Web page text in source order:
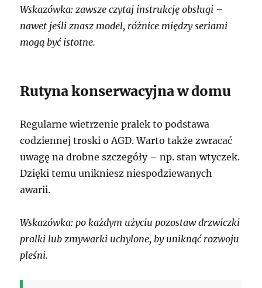
Wskazówka: zawsze czytaj instrukcję obsługi –
nawet jeśli znasz model, różnice między seriami
mogą być istotne.
Rutyna konserwacyjna w domu
Regularne wietrzenie pralek to podstawa
codziennej troski o AGD. Warto także zwracać
uwagę na drobne szczegóły – np. stan wtyczek.
Dzięki temu unikniesz niespodziewanych
awarii.
Wskazówka: po każdym użyciu pozostaw drzwiczki
pralki lub zmywarki uchylone, by uniknąć rozwoju
pleśni.